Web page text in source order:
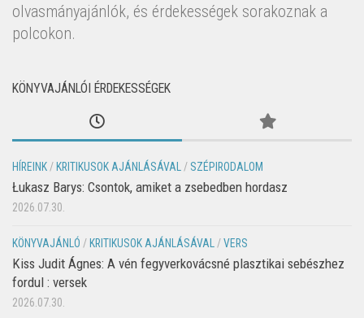
olvasmányajánlók, és érdekességek sorakoznak a
polcokon.
KÖNYVAJÁNLÓI ÉRDEKESSÉGEK
HÍREINK / KRITIKUSOK AJÁNLÁSÁVAL / SZÉPIRODALOM
Łukasz Barys: Csontok, amiket a zsebedben hordasz
2026.07.30.
KÖNYVAJÁNLÓ / KRITIKUSOK AJÁNLÁSÁVAL /VERS
Kiss Judit Ágnes: A vén fegyverkovácsné plasztikai sebészhez
fordul : versek
2026.07.30.